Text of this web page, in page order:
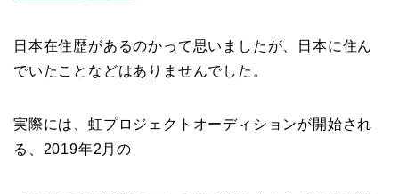
日本在住歴があるのかって思いましたが、日本に住ん
でいたことなどはありませんでした。
実際には、虹プロジェクトオーディションが開始され
る、2019年2月の